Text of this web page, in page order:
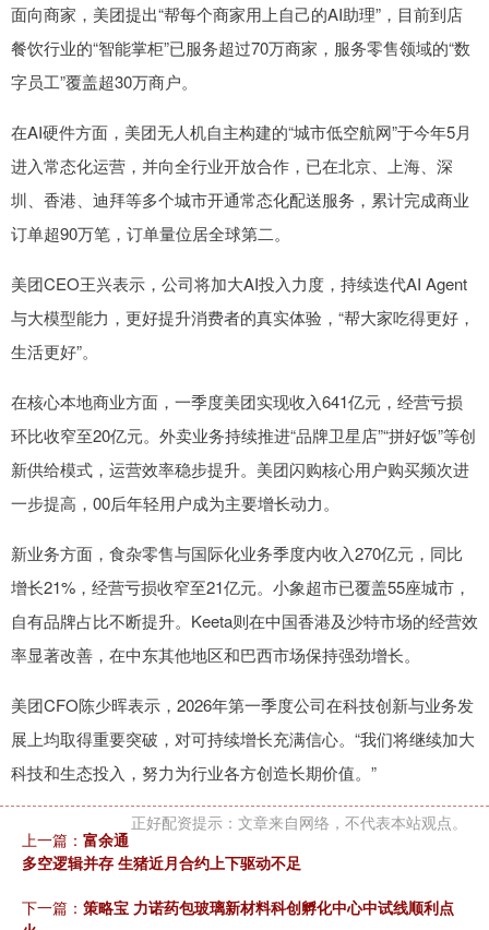
面向商家，美团提出“帮每个商家用上自己的AI助理”，目前到店
餐饮行业的“智能掌柜”已服务超过70万商家，服务零售领域的“数
字员工”覆盖超30万商户。
在AI硬件方面，美团无人机自主构建的“城市低空航网”于今年5月
进入常态化运营，并向全行业开放合作，已在北京、上海、深
圳、香港、迪拜等多个城市开通常态化配送服务，累计完成商业
订单超90万笔，订单量位居全球第二。
美团CEO王兴表示，公司将加大AI投入力度，持续迭代AI Agent
与大模型能力，更好提升消费者的真实体验，“帮大家吃得更好，
生活更好”。
在核心本地商业方面，一季度美团实现收入641亿元，经营亏损
环比收窄至20亿元。外卖业务持续推进“品牌卫星店”“拼好饭”等创
新供给模式，运营效率稳步提升。美团闪购核心用户购买频次进
一步提高，00后年轻用户成为主要增长动力。
新业务方面，食杂零售与国际化业务季度内收入270亿元，同比
增长21%，经营亏损收窄至21亿元。小象超市已覆盖55座城市，
自有品牌占比不断提升。Keeta则在中国香港及沙特市场的经营效
率显著改善，在中东其他地区和巴西市场保持强劲增长。
美团CFO陈少晖表示，2026年第一季度公司在科技创新与业务发
展上均取得重要突破，对可持续增长充满信心。“我们将继续加大
科技和生态投入，努力为行业各方创造长期价值。”
正好配资提示：文章来自网络，不代表本站观点。
上一篇： 富余通
多空逻辑并存 生猪近月合约上下驱动不足
下一篇： 策略宝 力诺药包玻璃新材料科创孵化中心中试线顺利点